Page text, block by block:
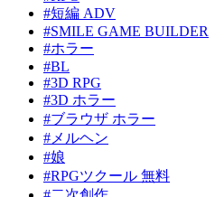
#短編 ADV
#SMILE GAME BUILDER
#ホラー
#BL
#3D RPG
#3D ホラー
#ブラウザ ホラー
#メルヘン
#娘
#RPGツクール 無料